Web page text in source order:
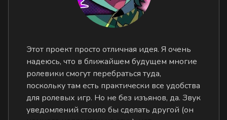
Этот проект просто отличная идея. Я очень
надеюсь, что в ближайшем будущем многие
ролевики смогут перебраться туда,
поскольку там есть практически все удобства
для ролевых игр. Но не без изъянов, да. Звук
уведомлений стоило бы сделать другой (он